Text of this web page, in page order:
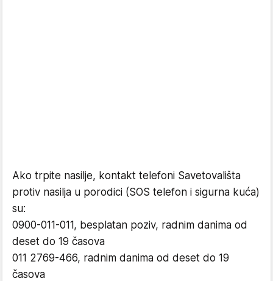
Ako trpite nasilje, kontakt telefoni Savetovališta
protiv nasilja u porodici (SOS telefon i sigurna kuća)
su:
0900-011-011, besplatan poziv, radnim danima od
deset do 19 časova
011 2769-466, radnim danima od deset do 19
časova